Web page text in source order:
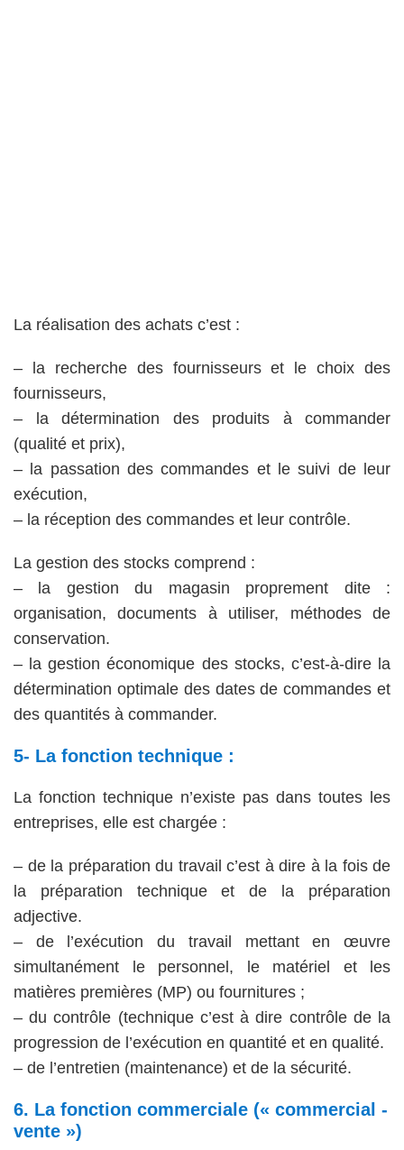
La réalisation des achats c’est :
– la recherche des fournisseurs et le choix des
fournisseurs,
– la détermination des produits à commander
(qualité et prix),
– la passation des commandes et le suivi de leur
exécution,
– la réception des commandes et leur contrôle.
La gestion des stocks comprend :
– la gestion du magasin proprement dite :
organisation, documents à utiliser, méthodes de
conservation.
– la gestion économique des stocks, c’est-à-dire la
détermination optimale des dates de commandes et
des quantités à commander.
5- La fonction technique :
La fonction technique n’existe pas dans toutes les
entreprises, elle est chargée :
– de la préparation du travail c’est à dire à la fois de
la préparation technique et de la préparation
adjective.
– de l’exécution du travail mettant en œuvre
simultanément le personnel, le matériel et les
matières premières (MP) ou fournitures ;
– du contrôle (technique c’est à dire contrôle de la
progression de l’exécution en quantité et en qualité.
– de l’entretien (maintenance) et de la sécurité.
6. La fonction commerciale (« commercial -
vente »)